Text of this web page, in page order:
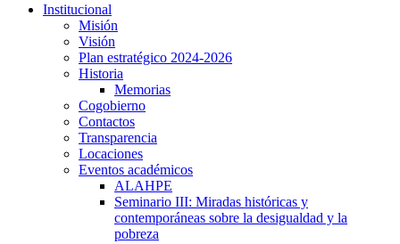
Institucional
Misión
Visión
Plan estratégico 2024-2026
Historia
Memorias
Cogobierno
Contactos
Transparencia
Locaciones
Eventos académicos
ALAHPE
Seminario III: Miradas históricas y
contemporáneas sobre la desigualdad y la
pobreza